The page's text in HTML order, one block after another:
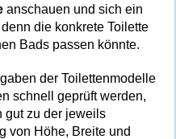
anschauen und sich ein
die konkrete Toilette
Bads passen könnte.
der Toilettenmodelle
schnell geprüft werden,
gut zu der jeweils
von Höhe, Breite und